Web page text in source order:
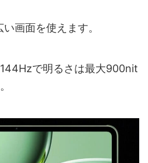
画面を使えます。
で明るさは最大900nit